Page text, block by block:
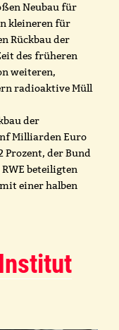
Neubau für
kleineren für
Rückbau der
des früheren
weiteren,
radioaktive Müll
der
Milliarden Euro
Prozent, der Bund
RWE beteiligten
einer halben